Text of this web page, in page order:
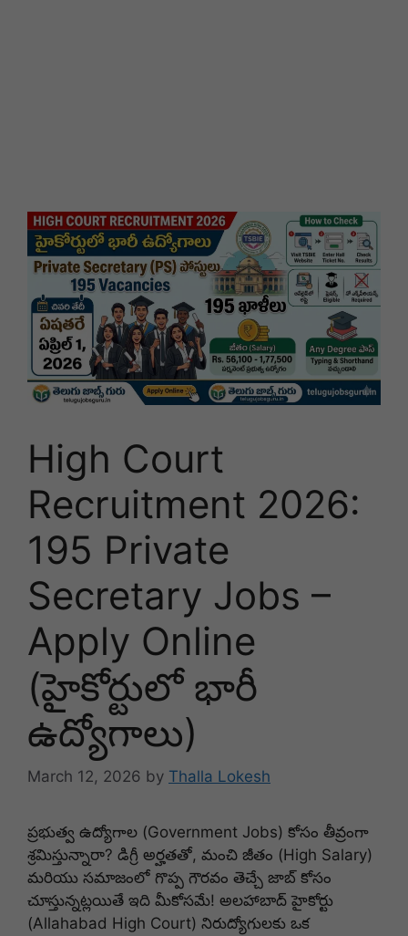
High Court
Recruitment 2026:
195 Private
Secretary Jobs –
Apply Online
(హైకోర్టులో భారీ
ఉద్యోగాలు)
March 12, 2026 by Thalla Lokesh
ప్రభుత్వ ఉద్యోగాల (Government Jobs) కోసం తీవ్రంగా
శ్రమిస్తున్నారా? డిగ్రీ అర్హతతో, మంచి జీతం (High Salary)
మరియు సమాజంలో గొప్ప గౌరవం తెచ్చే జాబ్ కోసం
చూస్తున్నట్లయితే ఇది మీకోసమే! అలహాబాద్ హైకోర్టు
(Allahabad High Court) నిరుద్యోగులకు ఒక